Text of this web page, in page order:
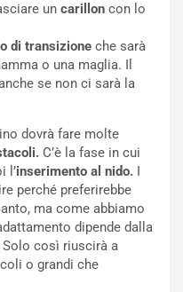
un carillon con lo
di transizione che sarà
o una maglia. Il
se non ci sarà la
dovrà fare molte
C’è la fase in cui
l’inserimento al nido. I
perché preferirebbe
ma come abbiamo
dipende dalla
così riuscirà a
o grandi che